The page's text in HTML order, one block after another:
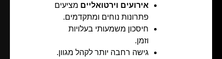
אירועים וירטואליים מציעים
פתרונות נוחים ומתקדמים.
חיסכון משמעותי בעלויות
וזמן.
גישה רחבה יותר לקהל מגוון.